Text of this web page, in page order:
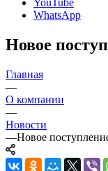
YouTube
WhatsApp
Новое
Главная
—
О компании
—
Новости
—Новое